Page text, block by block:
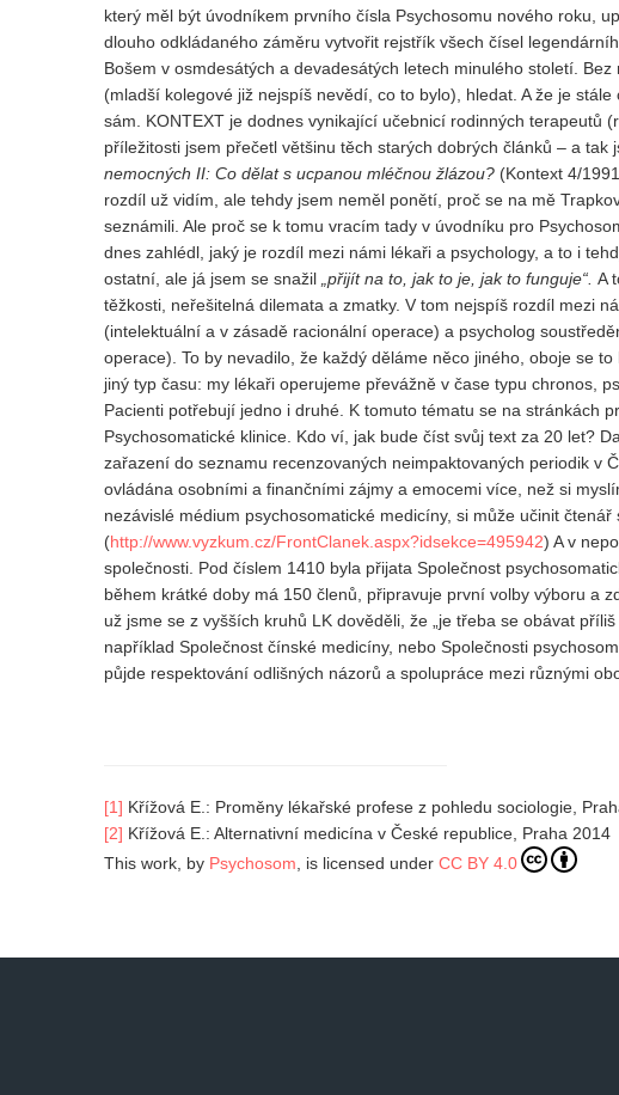
který měl být úvodníkem prvního čísla Psychosomu nového roku,
dlouho odkládaného záměru vytvořit rejstřík všech čísel
Bošem v osmdesátých a devadesátých letech minulého století.
(mladší kolegové již nejspíš nevědí, co to bylo), hledat. A že je
sám. KONTEXT je dodnes vynikající učebnicí rodinných terapeutů
příležitosti jsem přečetl většinu těch starých dobrých článků – a
nemocných II: Co dělat s ucpanou mléčnou žlázou? (Kontext 4/
rozdíl už vidím, ale tehdy jsem neměl ponětí, proč se na mě
seznámili. Ale proč se k tomu vracím tady v úvodníku pro
dnes zahlédl, jaký je rozdíl mezi námi lékaři a psychology, a to i
ostatní, ale já jsem se snažil „přijít na to, jak to je, jak to funguje“. A
těžkosti, neřešitelná dilemata a zmatky. V tom nejspíš rozdíl mezi
(intelektuální a v zásadě racionální operace) a psycholog
operace). To by nevadilo, že každý děláme něco jiného, oboje se
jiný typ času: my lékaři operujeme převážně v čase typu chronos,
Pacienti potřebují jedno i druhé. K tomuto tématu se na stránkách
Psychosomatické klinice. Kdo ví, jak bude číst svůj text za 20 let?
zařazení do seznamu recenzovaných neimpaktovaných periodik v
ovládána osobními a finančními zájmy a emocemi více, než si
nezávislé médium psychosomatické medicíny, si může učinit
(http://www.vyzkum.cz/FrontClanek.aspx?idsekce=495942) A v
společnosti. Pod číslem 1410 byla přijata Společnost
během krátké doby má 150 členů, připravuje první volby výboru a
už jsme se z vyšších kruhů LK dověděli, že „je třeba se obávat
například Společnost čínské medicíny, nebo Společnosti
půjde respektování odlišných názorů a spolupráce mezi různými
[1] Křížová E.: Proměny lékařské profese z pohledu sociologie,
[2] Křížová E.: Alternativní medicína v České republice, Praha 2014
This work, by Psychosom , is licensed under CC BY 4.0